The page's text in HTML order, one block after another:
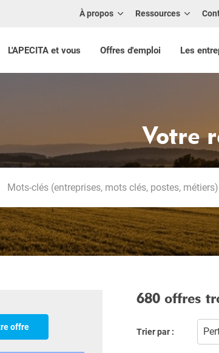
L'APECITA et vous Offres d'emploi Les
À propos Ressources
Votre
offre
680 offres
Trier par :